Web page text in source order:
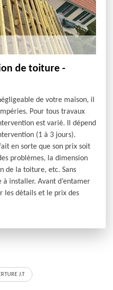
de toiture -
de votre maison, il
Pour tous travaux
est varié. Il dépend
(1 à 3 jours).
en sorte que son prix soit
problèmes, la dimension
de la toiture, etc. Sans
installer. Avant d’entamer
les détails et le prix des
J.T